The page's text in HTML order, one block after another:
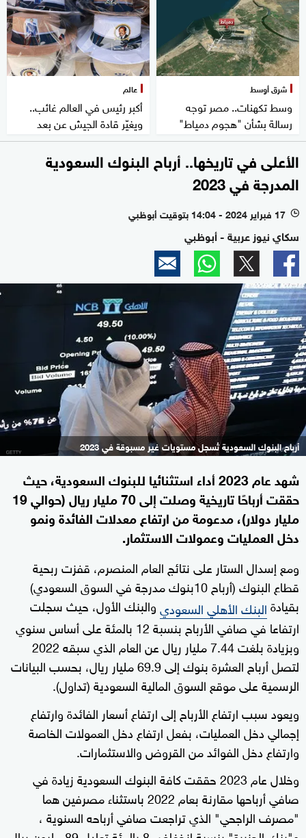
شرق أوسط
وسط تكهنات.. مصر توجه
رسالة بشأن "هجوم دمياط"
عالم
أكبر رئيس في العالم غائب..
ويغيّر قادة الجيش عن بعد
الأعلى في تاريخها.. أرباح البنوك السعودية
المدرجة في 2023
l 17 فبراير 2024 - 14:04 بتوقيت أبوظبي
سكاي نيوز عربية - أبوظبي
أرباح البنوك السعودية تُسجل مستويات غير مسبوقة في 2023
شهد عام 2023 أداء استثنائيا للبنوك السعودية، حيث
حققت أرباحًا تاريخية وصلت إلى 70 مليار ريال (حوالي 19
مليار دولار)، مدعومة من ارتفاع معدلات الفائدة ونمو
دخل العمليات وعمولات الاستثمار.
ومع إسدال الستار على نتائج العام المنصرم، قفزت ربحية
قطاع البنوك (أرباح 10بنوك مدرجة في السوق السعودي)
بقيادةالبنك الأهلي السعوديوالبنك الأول، حيث سجلت
ارتفاعا في صافي الأرباح بنسبة 12 بالمئة على أساس سنوي
وبزيادة بلغت 7.44 مليار ريال عن العام الذي سبقه 2022
لتصل أرباح العشرة بنوك إلى 69.9 مليار ريال، بحسب البيانات
الرسمية على موقع السوق المالية السعودية (تداول).
ويعود سبب ارتفاع الأرباح إلى ارتفاع أسعار الفائدة وارتفاع
إجمالي دخل العمليات، بفعل ارتفاع دخل العمولات الخاصة
وارتفاع دخل الفوائد من القروض والاستثمارات.
وخلال عام 2023 حققت كافة البنوك السعودية زيادة في
صافي أرباحها مقارنة بعام 2022 باستثناء مصرفين هما
"مصرف الراجحي" الذي تراجعت صافي أرباحه السنوية ،